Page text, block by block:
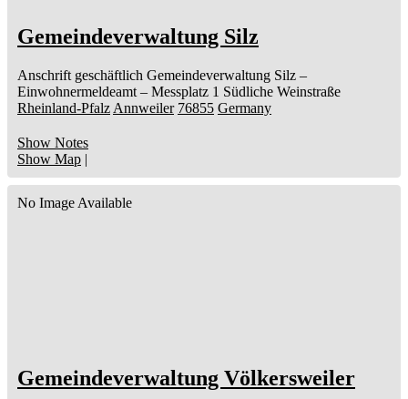
Gemeindeverwaltung Silz
Anschrift geschäftlich Gemeindeverwaltung Silz –
Einwohnermeldeamt – Messplatz 1 Südliche Weinstraße
Rheinland-Pfalz Annweiler 76855 Germany
Show Notes
Show Map |
No Image Available
Gemeindeverwaltung Völkersweiler